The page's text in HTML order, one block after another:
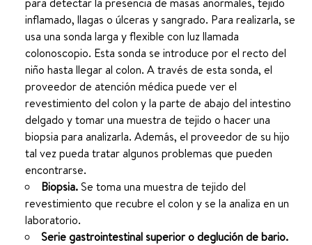
inflamado, llagas o úlceras y sangrado. Para realizarla, se
usa una sonda larga y flexible con luz llamada
colonoscopio. Esta sonda se introduce por el recto del
niño hasta llegar al colon. A través de esta sonda, el
proveedor de atención médica puede ver el
revestimiento del colon y la parte de abajo del intestino
delgado y tomar una muestra de tejido o hacer una
biopsia para analizarla. Además, el proveedor de su hijo
tal vez pueda tratar algunos problemas que pueden
encontrarse.
Biopsia. Se toma una muestra de tejido del
revestimiento que recubre el colon y se la analiza en un
laboratorio.
Serie gastrointestinal superior o deglución de bario.